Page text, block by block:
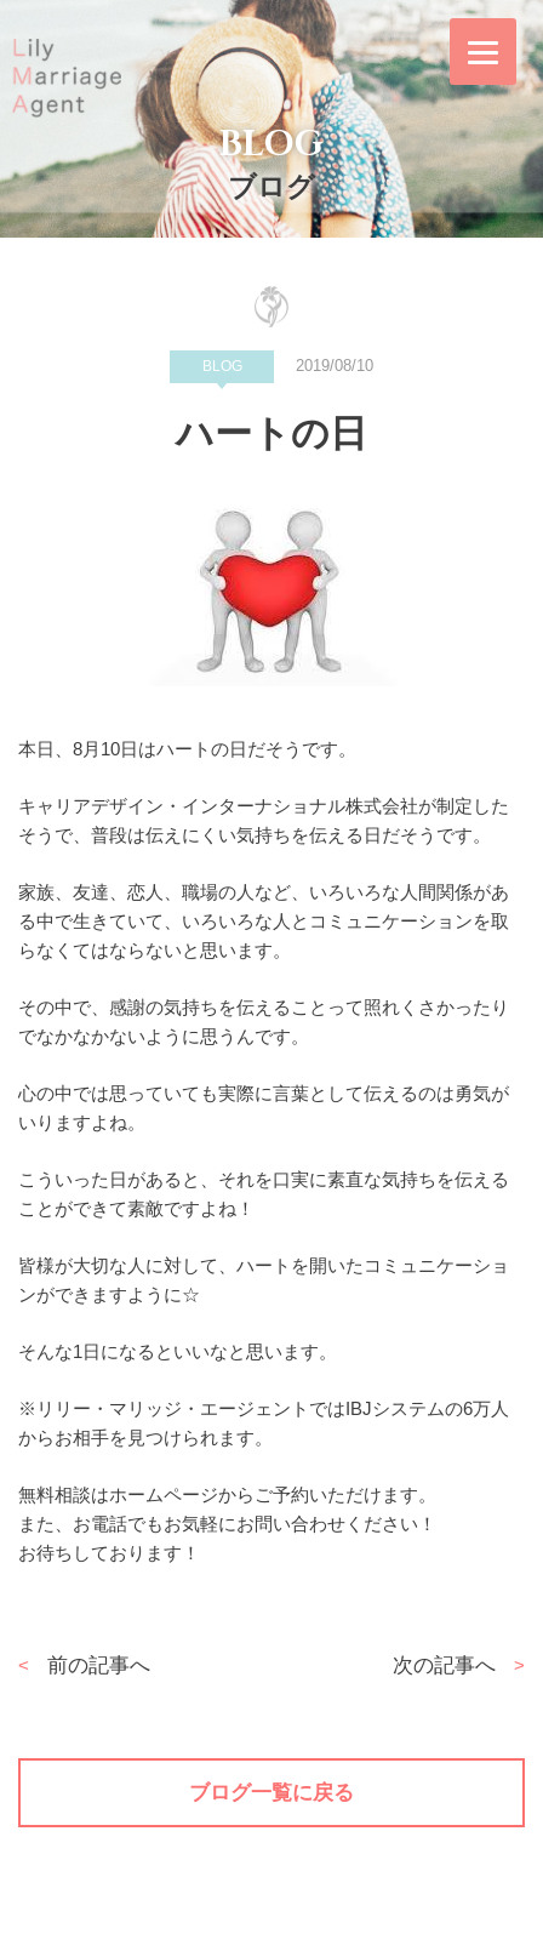
content
Agent｜結婚相談
所リリー・マリッ
ジ・エージェント
リリー・マリッ
ジ・エージェント
は東証プライム上
場企業の株式会社
BLOG
ブログ
BLOG 2019/08/10
ハートの日
本日、8月10日はハートの日だそうです。
キャリアデザイン・インターナショナル株式会社が制定した
そうで、普段は伝えにくい気持ちを伝える日だそうです。
家族、友達、恋人、職場の人など、いろいろな人間関係があ
る中で生きていて、いろいろな人とコミュニケーションを取
らなくてはならないと思います。
その中で、感謝の気持ちを伝えることって照れくさかったり
でなかなかないように思うんです。
心の中では思っていても実際に言葉として伝えるのは勇気が
いりますよね。
こういった日があると、それを口実に素直な気持ちを伝える
ことができて素敵ですよね！
皆様が大切な人に対して、ハートを開いたコミュニケーショ
ンができますように☆
そんな1日になるといいなと思います。
※リリー・マリッジ・エージェントではIBJシステムの6万人
からお相手を見つけられます。
無料相談はホームページからご予約いただけます。
また、お電話でもお気軽にお問い合わせください！
お待ちしております！
投
ゲ
シ
前の記事へ 次の記事へ
ブログ一覧に戻る